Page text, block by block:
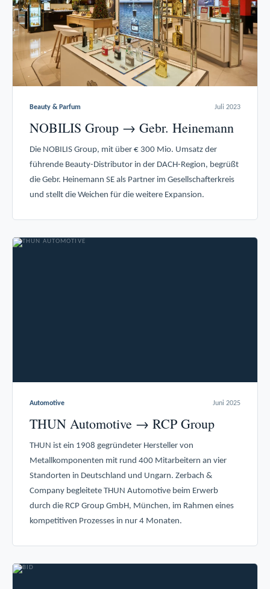
Beauty & Parfum Juli 2023
NOBILIS Group → Gebr. Heinemann
Die NOBILIS Group, mit über € 300 Mio. Umsatz der
führende Beauty-Distributor in der DACH-Region, begrüßt
die Gebr. Heinemann SE als Partner im Gesellschafterkreis
und stellt die Weichen für die weitere Expansion.
Automotive Juni 2025
THUN Automotive → RCP Group
THUN ist ein 1908 gegründeter Hersteller von
Metallkomponenten mit rund 400 Mitarbeitern an vier
Standorten in Deutschland und Ungarn. Zerbach &
Company begleitete THUN Automotive beim Erwerb
durch die RCP Group GmbH, München, im Rahmen eines
kompetitiven Prozesses in nur 4 Monaten.